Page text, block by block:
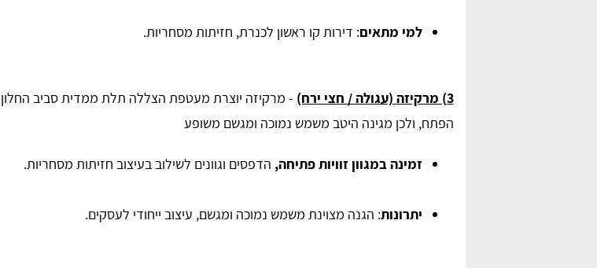
למי מתאים: דירות קו ראשון לכנרת, חזיתות מסחריות.
3) מרקיזה (עגולה / חצי ירח)
- מרקיזה יוצרת מעטפת הצללה תלת ממדית סביב
הפתח, ולכן מגינה היטב משמש נמוכה ומגשם משופע
זמינה במגוון זוויות פתיחה, הדפסים וגוונים לשילוב בעיצוב חזיתות מסחריות.
יתרונות: הגנה מצוינת משמש נמוכה ומגשם, עיצוב ייחודי לעסקים.